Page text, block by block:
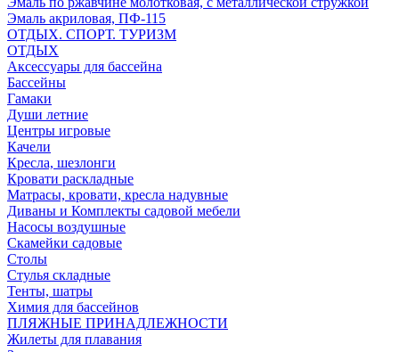
Эмаль акриловая, ПФ-115
ОТДЫХ. СПОРТ. ТУРИЗМ
ОТДЫХ
Аксессуары для бассейна
Бассейны
Гамаки
Души летние
Центры игровые
Качели
Кресла, шезлонги
Кровати раскладные
Матрасы, кровати, кресла надувные
Диваны и Комплекты садовой мебели
Насосы воздушные
Скамейки садовые
Столы
Стулья складные
Тенты, шатры
Химия для бассейнов
ПЛЯЖНЫЕ ПРИНАДЛЕЖНОСТИ
Жилеты для плавания